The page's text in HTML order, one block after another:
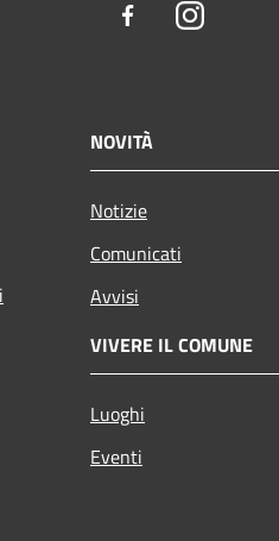
FacebookInstagram
NOVITÀ
Notizie
Comunicati
Avvisi
VIVERE IL COMUNE
Luoghi
Eventi